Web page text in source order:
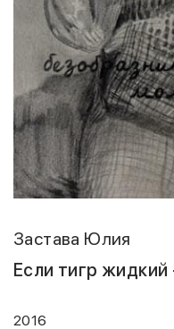
Застава Юлия
Если тигр жидкий
2016